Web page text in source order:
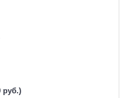
руб.)